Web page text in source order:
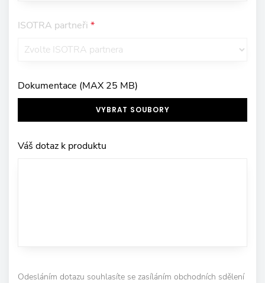
ISOTRA partneři *
Dokumentace (MAX 25 MB)
VYBRAT SOUBORY
Váš dotaz k produktu
Odesláním dotazu souhlasíte se zasíláním obchodních sdělení